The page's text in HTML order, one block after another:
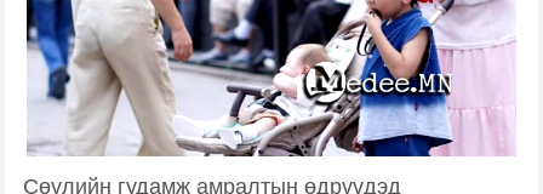
Сөүлийн гудамж амралтын өдрүүдэд